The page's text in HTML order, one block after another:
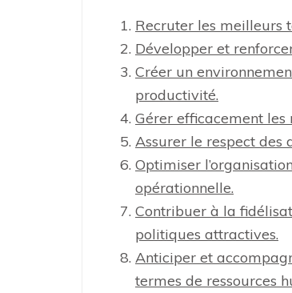
Recruter les meilleurs
Développer et
Créer un
productivité.
Gérer efficacement les
Assurer le respect des
Optimiser
opérationnelle.
Contribuer à la
politiques attractives.
Anticiper et
termes de ressources